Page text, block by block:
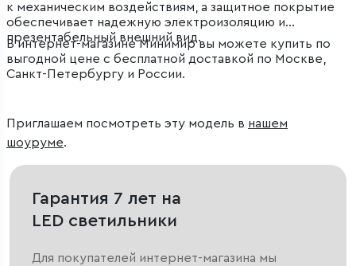
к механическим воздействиям, а защитное покрытие
обеспечивает надежную электроизоляцию и
презентабельный внешний вид.
В интернет-магазине Минимир вы можете купить по
выгодной цене с бесплатной доставкой по Москве,
Санкт-Петербургу и России.
Приглашаем посмотреть эту модель в нашем
шоуруме.
Гарантия 7 лет на
LED светильники
Для покупателей интернет-магазина мы